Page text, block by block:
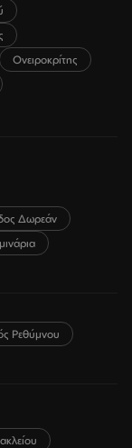
Ονειροκρίτης
Δωρεάν
Ρεθύμνου